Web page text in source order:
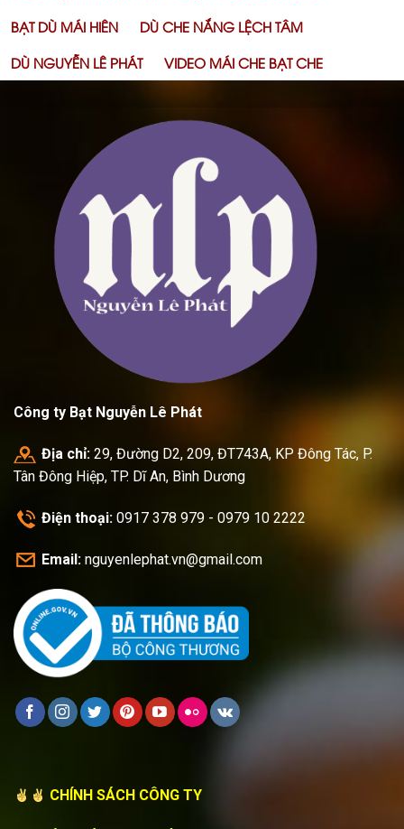
BẠT DÙ MÁI HIÊN
DÙ CHE NẮNG LỆCH TÂM
DÙ NGUYỄN LÊ PHÁT
VIDEO MÁI CHE BẠT CHE
Công ty Bạt Nguyễn Lê Phát
Địa chỉ: 29, Đường D2, 209, ĐT743A, KP Đông Tác, P.
Tân Đông Hiệp, TP. Dĩ An, Bình Dương
Điện thoại: 0917 378 979 - 0979 10 2222
Email: nguyenlephat.vn@gmail.com
CHÍNH SÁCH CÔNG TY